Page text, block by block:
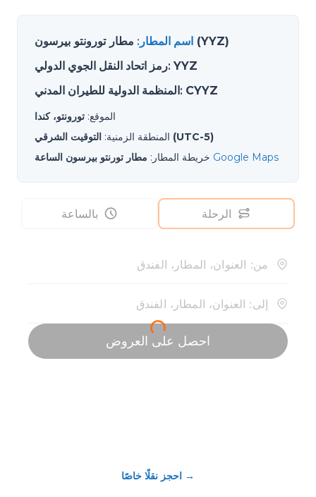
اسم المطار :
مطار تورونتو بيرسون (YYZ)
رمز اتحاد النقل الجوي الدولي: YYZ
المنظمة الدولية للطيران المدني: CYYZ
الموقع: تورونتو، كندا
المنطقة الزمنية:
التوقيت الشرقي (UTC-5)
خريطة المطار : مطار تورنتو بيرسون الساعة Google Maps
احجز نقلًا خاصًا →